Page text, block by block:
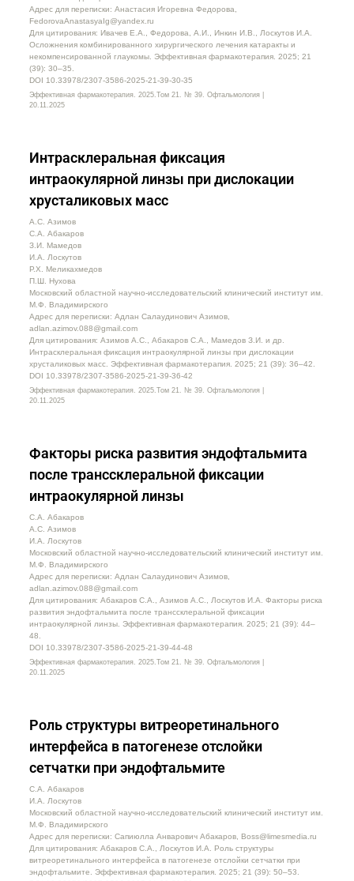
Адрес для переписки: Анастасия Игоревна Федорова,
FedorovaAnastasyaIg@yandex.ru
Для цитирования: Ивачев Е.А., Федорова, А.И., Инкин И.В., Лоскутов И.А.
Осложнения комбинированного хирургического лечения катаракты и
некомпенсированной глаукомы. Эффективная фармакотерапия. 2025; 21
(39): 30–35.
DOI 10.33978/2307-3586-2025-21-39-30-35
Эффективная фармакотерапия. 2025.Том 21. № 39. Офтальмология |
20.11.2025
Интрасклеральная фиксация
интраокулярной линзы при дислокации
хрусталиковых масс
А.С. Азимов
С.А. Абакаров
З.И. Мамедов
И.А. Лоскутов
Р.Х. Меликахмедов
П.Ш. Нухова
Московский областной научно-исследовательский клинический институт им.
М.Ф. Владимирского
Адрес для переписки: Адлан Салаудинович Азимов,
adlan.azimov.088@gmail.com
Для цитирования: Азимов А.С., Абакаров С.А., Мамедов З.И. и др.
Интрасклеральная фиксация интраокулярной линзы при дислокации
хрусталиковых масс. Эффективная фармакотерапия. 2025; 21 (39): 36–42.
DOI 10.33978/2307-3586-2025-21-39-36-42
Эффективная фармакотерапия. 2025.Том 21. № 39. Офтальмология |
20.11.2025
Факторы риска развития эндофтальмита
после транссклеральной фиксации
интраокулярной линзы
С.А. Абакаров
А.С. Азимов
И.А. Лоскутов
Московский областной научно-исследовательский клинический институт им.
М.Ф. Владимирского
Адрес для переписки: Адлан Салаудинович Азимов,
adlan.azimov.088@gmail.com
Для цитирования: Абакаров С.А., Азимов А.С., Лоскутов И.А. Факторы риска
развития эндофтальмита после транссклеральной фиксации
интраокулярной линзы. Эффективная фармакотерапия. 2025; 21 (39): 44–
48.
DOI 10.33978/2307-3586-2025-21-39-44-48
Эффективная фармакотерапия. 2025.Том 21. № 39. Офтальмология |
20.11.2025
Роль структуры витреоретинального
интерфейса в патогенезе отслойки
сетчатки при эндофтальмите
С.А. Абакаров
И.А. Лоскутов
Московский областной научно-исследовательский клинический институт им.
М.Ф. Владимирского
Адрес для переписки: Сапиюлла Анварович Абакаров, Boss@limesmedia.ru
Для цитирования: Абакаров С.А., Лоскутов И.А. Роль структуры
витреоретинального интерфейса в патогенезе отслойки сетчатки при
эндофтальмите. Эффективная фармакотерапия. 2025; 21 (39): 50–53.